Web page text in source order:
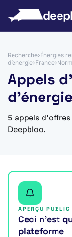
Recherche›Énergies
d’énergie›France›
Appels
5 appels d'offres
Deepbloo.
APERÇU PUBLIC
Ceci n’est
plateforme